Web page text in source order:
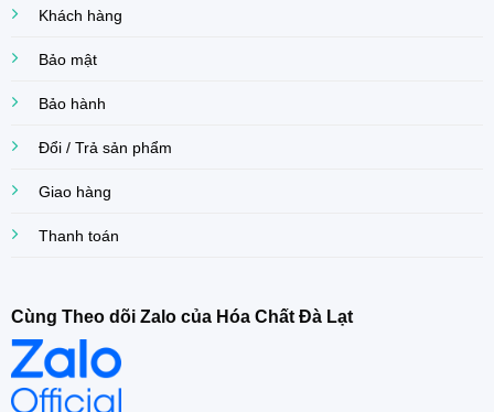
Khách hàng
Bảo mật
Bảo hành
Đổi / Trả sản phẩm
Giao hàng
Thanh toán
Cùng Theo dõi Zalo của Hóa Chất Đà Lạt